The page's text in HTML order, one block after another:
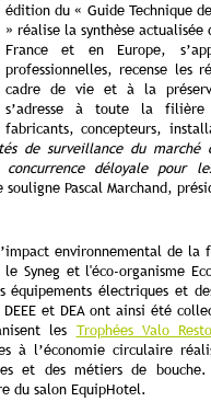
édition du « Guide Technique
» réalise la synthèse
France et en Europe,
professionnelles, recense les
cadre de vie et à la
s’adresse à toute la
fabricants, concepteurs,
de surveillance du marché
déloyale pour
Pascal Marchand,
environnemental de
le Syneg et l'éco-organisme
électriques et
et DEA ont ainsi été
les Trophées Valo
à l’économie circulaire
et des métiers de
du salon EquipHotel.